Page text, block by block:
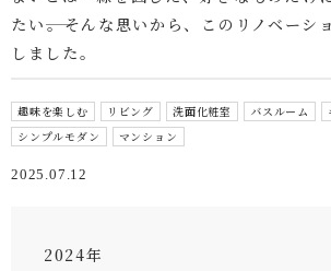
たい――。そんな思いから、このリノベーシ
しました。
趣味を楽しむ リビング 洗面化粧室 バスルーム
シンプルモダン
マンション
2025.07.12
2024年